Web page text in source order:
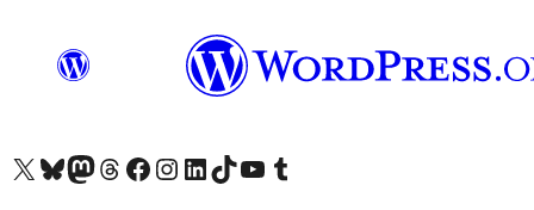
Kunjungi akun X (sebelumnya Twitter) kamiVisit our Bluesky account
Kunjungi akun Mastodon kami
Visit our Threads account
Kunjungi halaman Facebook kamiKunjungi akun Instagram kamiKunjungi akun LinkedIn kami
Visit our TikTok account
Kunjungi channel YouTube kamiVisit our Tumblr account